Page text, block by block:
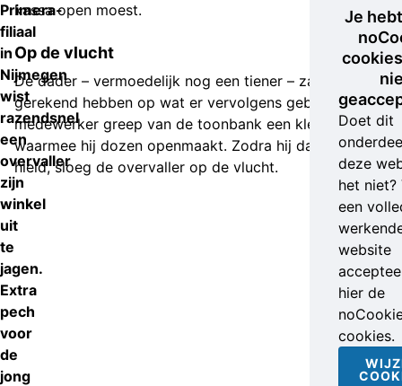
Primera-
filiaal
in
Nijmegen
wist
razendsnel
een
overvaller
zijn
winkel
uit
te
jagen.
Extra
pech
voor
de
jong
kassa open moest.
Op de vlucht
De dader – vermoedelijk nog een tiener – zal niet
gerekend hebben op wat er vervolgens gebeurde. De
medewerker greep van de toonbank een klein mesje
waarmee hij dozen openmaakt. Zodra hij dat omhoog
hield, sloeg de overvaller op de vlucht.
Je
Doet dit
deze
het niet?
een
website
hier de
cookies.